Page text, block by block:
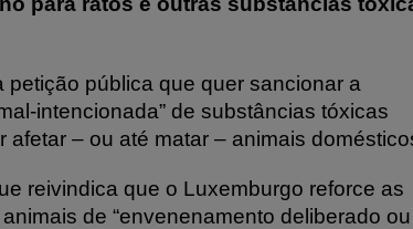
pública que quer sancionar a
intencionada” de substâncias tóxicas
– ou até matar – animais
reivindica que o Luxemburgo reforce as
de “envenenamento deliberado ou